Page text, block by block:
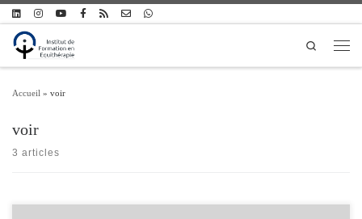
Passer au contenu
Search
Accueil » voir
voir
3 articles